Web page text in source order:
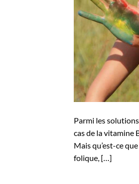
Parmi les
cas de la vitamine
Mais qu’est-ce
folique, […]